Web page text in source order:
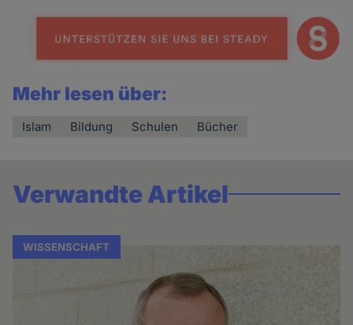
Mehr lesen über:
Islam Bildung Schulen Bücher
Verwandte Artikel
WISSENSCHAFT